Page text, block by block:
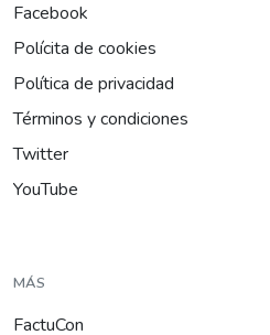
Facebook
Polícita de cookies
Política de privacidad
Términos y condiciones
Twitter
YouTube
MÁS
FactuCon